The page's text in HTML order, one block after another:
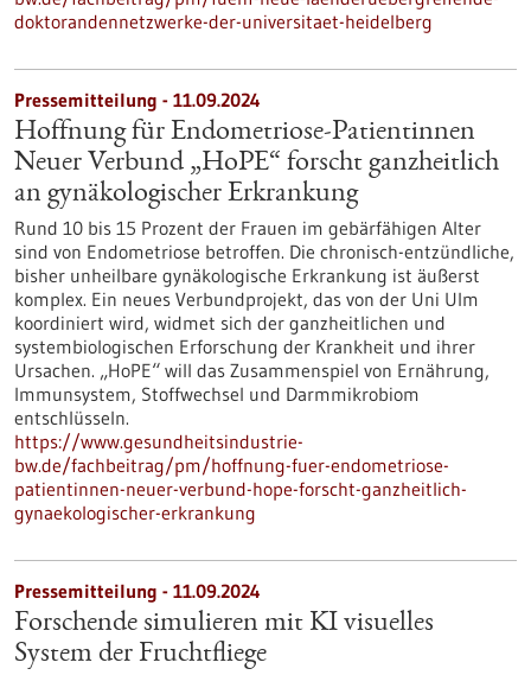
doktorandennetzwerke-der-universitaet-heidelberg
Pressemitteilung - 11.09.2024
Hoffnung für Endometriose-Patientinnen
Neuer Verbund „HoPE“ forscht ganzheitlich
an gynäkologischer Erkrankung
Rund 10 bis 15 Prozent der Frauen im gebärfähigen Alter
sind von Endometriose betroffen. Die chronisch-entzündliche,
bisher unheilbare gynäkologische Erkrankung ist äußerst
komplex. Ein neues Verbundprojekt, das von der Uni Ulm
koordiniert wird, widmet sich der ganzheitlichen und
systembiologischen Erforschung der Krankheit und ihrer
Ursachen. „HoPE“ will das Zusammenspiel von Ernährung,
Immunsystem, Stoffwechsel und Darmmikrobiom
entschlüsseln.
https://www.gesundheitsindustrie-
bw.de/fachbeitrag/pm/hoffnung-fuer-endometriose-
patientinnen-neuer-verbund-hope-forscht-ganzheitlich-
gynaekologischer-erkrankung
Pressemitteilung - 11.09.2024
Forschende simulieren mit KI visuelles
System der Fruchtfliege